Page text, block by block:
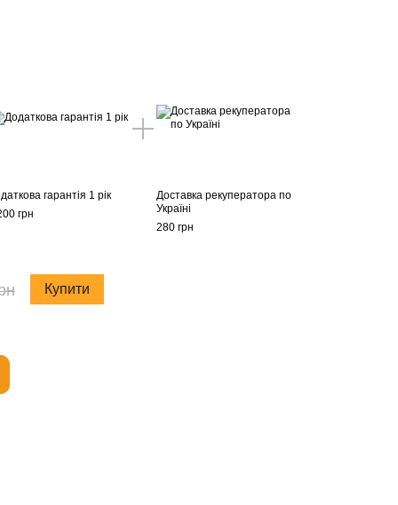
гарантія 1 рік
грн
Доставка рекуператора по
Україні
280 грн
Купити